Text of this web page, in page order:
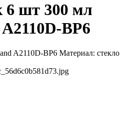
6 шт 300 мл
BP6
A2110D-BP6 Материал: стекло